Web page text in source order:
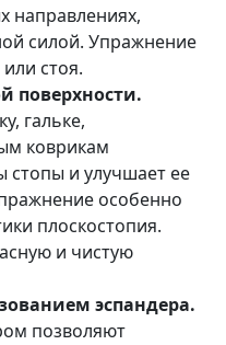
направлениях,
силой. Упражнение
стоя.
поверхности.
гальке,
коврикам
стопы и улучшает ее
особенно
плоскостопия.
и чистую
эспандера.
позволяют